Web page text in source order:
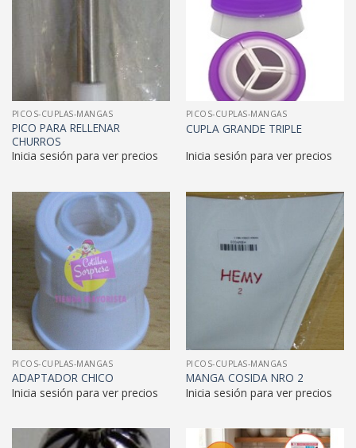
PICOS-CUPLAS-MANGAS
PICO PARA RELLENAR
CHURROS
Inicia sesión para ver precios
PICOS-CUPLAS-MANGAS
CUPLA GRANDE TRIPLE
Inicia sesión para ver precios
PICOS-CUPLAS-MANGAS
ADAPTADOR CHICO
Inicia sesión para ver precios
PICOS-CUPLAS-MANGAS
MANGA COSIDA NRO 2
Inicia sesión para ver precios